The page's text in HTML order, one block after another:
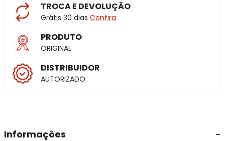
TROCA E DEVOLUÇÃO
Grátis 30 dias Confira
PRODUTO
ORIGINAL
DISTRIBUIDOR
AUTORIZADO
Informações